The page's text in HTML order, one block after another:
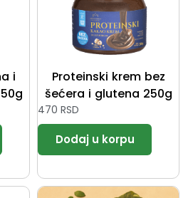
i
Proteinski krem bez
šećera i glutena 250g
470 RSD